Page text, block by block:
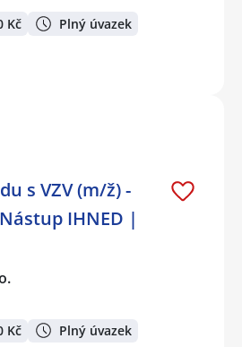
Kč Plný úvazek
s VZV (m/ž) -
IHNED |
Kč Plný úvazek